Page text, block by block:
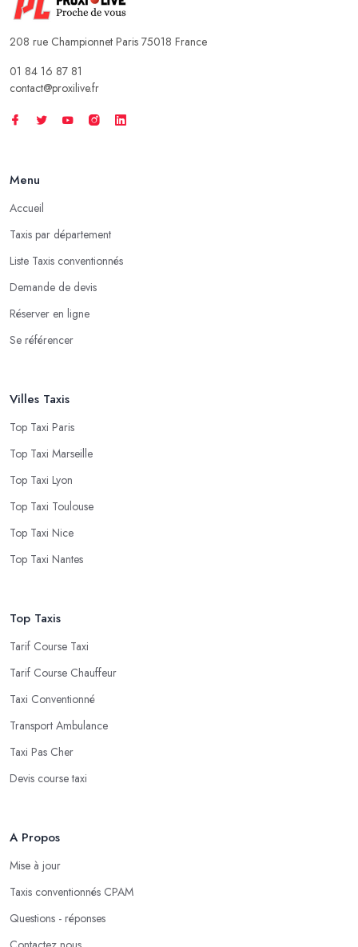
208 rue Championnet Paris 75018 France
01 84 16 87 81
contact@proxilive.fr
Menu
Accueil
Taxis par département
Liste Taxis conventionnés
Demande de devis
Réserver en ligne
Se référencer
Villes Taxis
Top Taxi Paris
Top Taxi Marseille
Top Taxi Lyon
Top Taxi Toulouse
Top Taxi Nice
Top Taxi Nantes
Top Taxis
Tarif Course Taxi
Tarif Course Chauffeur
Taxi Conventionné
Transport Ambulance
Taxi Pas Cher
Devis course taxi
A Propos
Mise à jour
Taxis conventionnés CPAM
Questions - réponses